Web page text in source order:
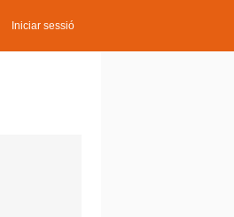
Iniciar sessió